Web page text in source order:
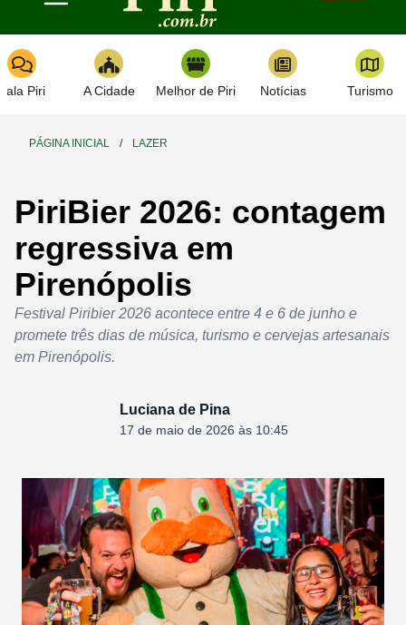
Toggle navigation
Piri A Cidade Melhor de Piri Notícias Turismo
PÁGINA INICIAL / LAZER
PiriBier 2026: contagem
regressiva em
Pirenópolis
Festival Piribier 2026 acontece entre 4 e 6 de junho e
promete três dias de música, turismo e cervejas artesanais
em Pirenópolis.
Luciana de Pina
17 de maio de 2026 às 10:45